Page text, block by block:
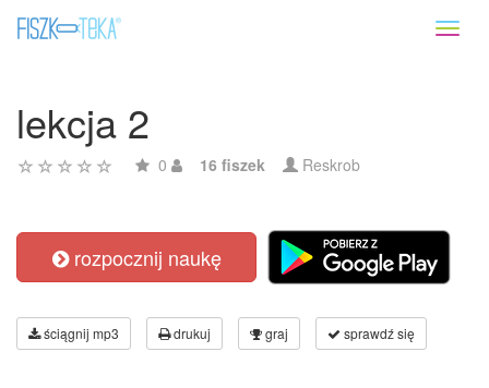
lekcja 2
0 16 fiszek Reskrob
rozpocznij naukę
ściągnij mp3 drukuj graj sprawdź się